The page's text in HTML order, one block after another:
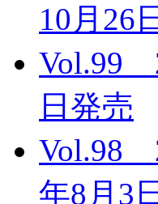
10月26
Vol.99
日発売
Vol.98
年8月3